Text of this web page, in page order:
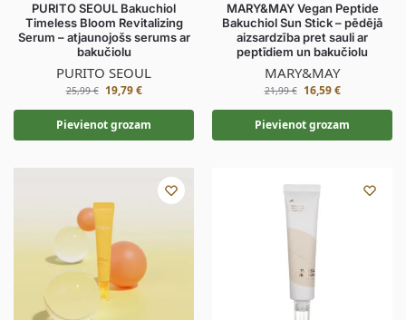
PURITO SEOUL Bakuchiol
Timeless Bloom Revitalizing
Serum – atjaunojošs serums ar
bakučiolu
PURITO SEOUL
25,99€ 19,79€
Pievienot grozam
MARY&MAY Vegan Peptide
Bakuchiol Sun Stick – pēdējā
aizsardzība pret sauli ar
peptīdiem un bakučiolu
MARY&MAY
21,99€ 16,59€
Pievienot grozam